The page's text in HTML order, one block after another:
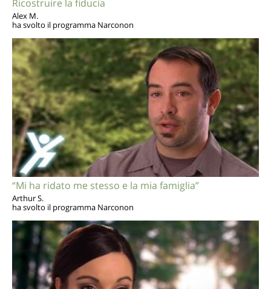
Ricostruire la fiducia
Alex M.
ha svolto il programma Narconon
“Mi ha ridato me stesso e la mia famiglia”
Arthur S.
ha svolto il programma Narconon